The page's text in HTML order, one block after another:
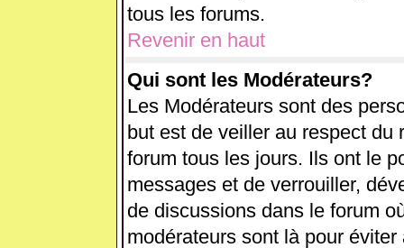
tous les forums.
Revenir en haut
Qui sont les Modérateurs?
Les Modérateurs sont des
but est de veiller au respect du
forum tous les jours. Ils ont le
messages et de verrouiller,
de discussions dans le forum
modérateurs sont là pour